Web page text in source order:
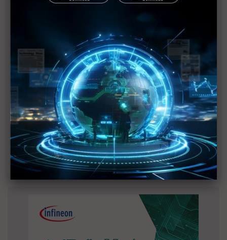
2027全年記憶體產能提前售罄 買家「祕而不
宣」只怕買不夠
英特爾EMIB良率達標 聯發科第2代ASIC產品
2028準時量產
SpaceX晶片採購大轉向 Elon Musk捨超微全面
採用NVIDIA
光進銅退更明確？ 聯發科估SerDes 448G為銅
線「最終戰場」